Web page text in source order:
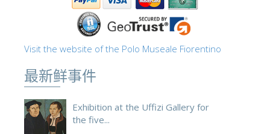
Visit the website of the Polo Museale Fiorentino
最新鲜事件
Exhibition at the Uffizi Gallery for
the five...